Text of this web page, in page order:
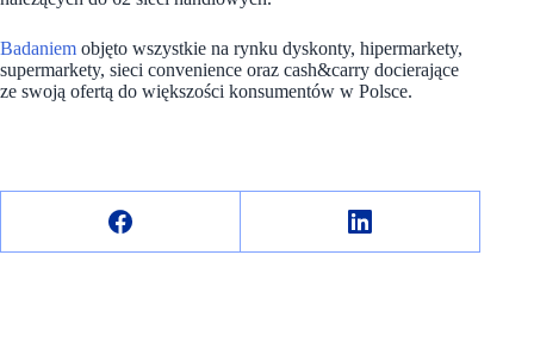
Badaniem objęto wszystkie na rynku dyskonty, hipermarkety,
supermarkety, sieci convenience oraz cash&carry docierające
ze swoją ofertą do większości konsumentów w Polsce.